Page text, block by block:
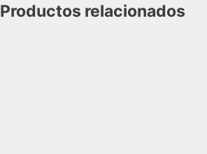
Productos relacionados